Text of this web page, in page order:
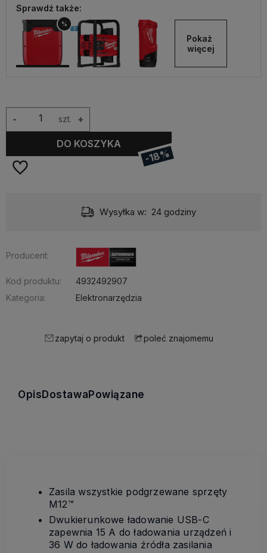
Sprawdź także:
%
Pokaż
więcej
szt. +
-
DO KOSZYKA
-18%
Wysyłka w: 24 godziny
Producent:
Kod produktu:
4932492907
Kategoria:
Elektronarzędzia
zapytaj o produkt poleć znajomemu
OpisDostawaPowiązane
Zasila wszystkie podgrzewane sprzęty
M12™
Dwukierunkowe ładowanie USB-C
zapewnia 15 A do ładowania urządzeń i
36 W do ładowania źródła zasilania